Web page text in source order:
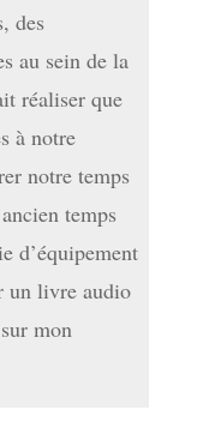
des
au sein de la
réaliser que
à notre
notre temps
temps
d’équipement
un livre audio
mon